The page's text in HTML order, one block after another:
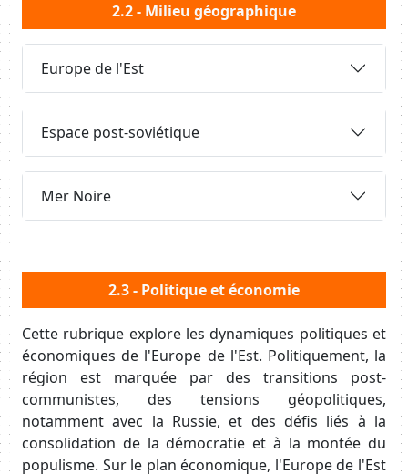
2.2 - Milieu géographique
Europe de l'Est
Espace post-soviétique
Mer Noire
2.3 - Politique et économie
Cette rubrique explore les dynamiques politiques et
économiques de l'Europe de l'Est. Politiquement, la
région est marquée par des transitions post-
communistes, des tensions géopolitiques,
notamment avec la Russie, et des défis liés à la
consolidation de la démocratie et à la montée du
populisme. Sur le plan économique, l'Europe de l'Est